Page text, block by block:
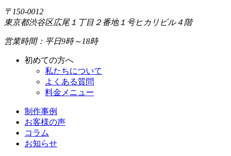
〒150-0012
東京都渋谷区広尾１丁目２番地１号ヒカリビル４階
営業時間：平日9時～18時
初めての方へ
私たちについて
よくある質問
料金メニュー
制作事例
お客様の声
コラム
お知らせ